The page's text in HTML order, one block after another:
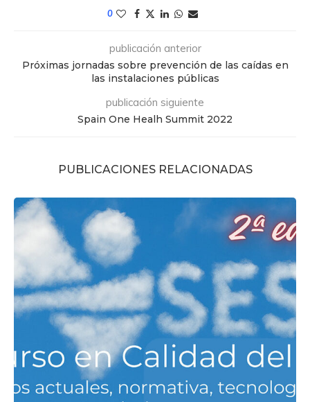
0
publicación anterior
Próximas jornadas sobre prevención de las caídas en
las instalaciones públicas
publicación siguiente
Spain One Healh Summit 2022
PUBLICACIONES RELACIONADAS